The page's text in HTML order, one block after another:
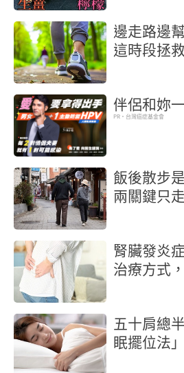
邊走路邊
這時段拯
伴侶和妳
PR・台灣癌症基金會
飯後散步
兩關鍵只
腎臟發炎
治療方式
五十肩總
眠擺位法